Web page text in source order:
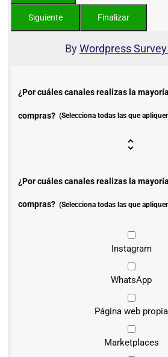
ByWordpress
¿Por cuáles canales realizas la
compras? (Selecciona todas las que
¿Por cuáles canales realizas la
compras? (Selecciona todas las que
Instagram
WhatsApp
Página web propia
Marketplaces